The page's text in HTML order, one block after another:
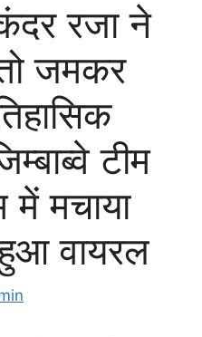
रजा ने
जमकर
टीम
मचाया
वायरल